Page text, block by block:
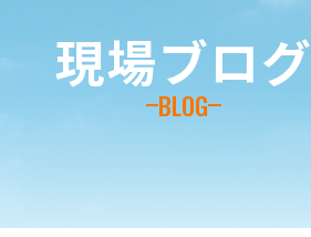
現場ブログ
BLOG